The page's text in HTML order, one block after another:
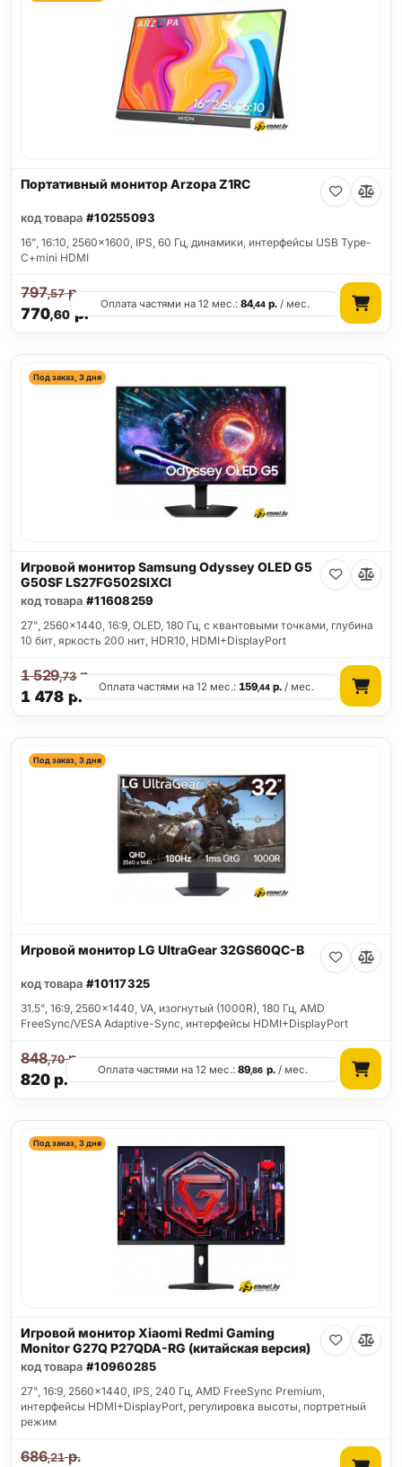
Портативный монитор Arzopa Z1RC
код товара #10255093
16", 16:10, 2560x1600, IPS, 60 Гц, динамики, интерфейсы USB Type-
C+mini HDMI
770,60р.
797,57р.
Оплата частями на 12 мес.:84,44 р. / мес.
Под заказ, 3 дня
Игровой монитор Samsung Odyssey OLED G5
G50SF LS27FG502SIXCI
код товара #11608259
27", 2560x1440, 16:9, OLED, 180 Гц, c квантовыми точками, глубина
10 бит, яркость 200 нит, HDR10, HDMI+DisplayPort
1 478 р.
1 529,73р.
Оплата частями на 12 мес.:159,44 р. / мес.
Под заказ, 3 дня
Игровой монитор LG UltraGear 32GS60QC-B
код товара #10117325
31.5", 16:9, 2560x1440, VA, изогнутый (1000R), 180 Гц, AMD
FreeSync/VESA Adaptive-Sync, интерфейсы HDMI+DisplayPort
820р.
848,70р.
Оплата частями на 12 мес.:89,86 р./ мес.
Под заказ, 3 дня
Игровой монитор Xiaomi Redmi Gaming
Monitor G27Q P27QDA-RG (китайская версия)
код товара #10960285
27", 16:9, 2560x1440, IPS, 240 Гц, AMD FreeSync Premium,
интерфейсы HDMI+DisplayPort, регулировка высоты, портретный
режим
686,21р.